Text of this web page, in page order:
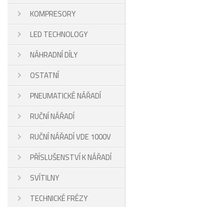
KOMPRESORY
LED TECHNOLOGY
NÁHRADNÍ DÍLY
OSTATNÍ
PNEUMATICKÉ NÁŘADÍ
RUČNÍ NÁŘADÍ
RUČNÍ NÁŘADÍ VDE 1000V
PŘÍSLUŠENSTVÍ K NÁŘADÍ
SVÍTILNY
TECHNICKÉ FRÉZY